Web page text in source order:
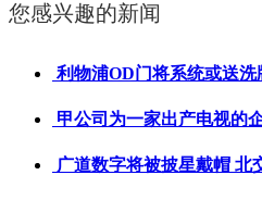
您感兴趣的新闻
利物浦OD门将系统或送洗
甲公司为一家出产电视的
广道数字将被披星戴帽 北